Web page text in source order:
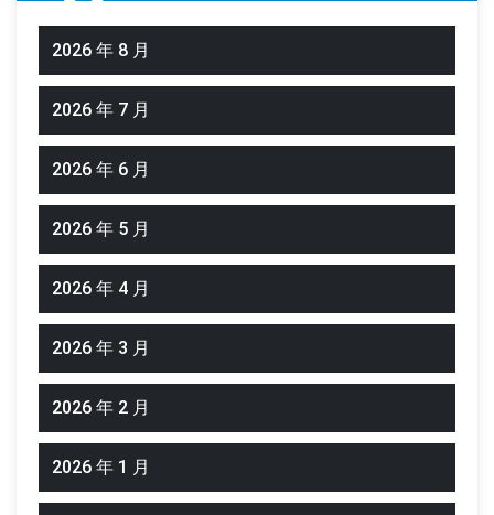
2026 年 8 月
2026 年 7 月
2026 年 6 月
2026 年 5 月
2026 年 4 月
2026 年 3 月
2026 年 2 月
2026 年 1 月